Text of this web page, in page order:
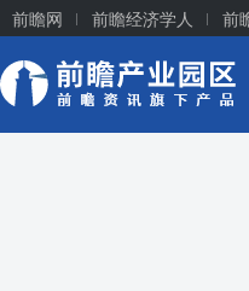
前瞻网 前瞻经济学人 前